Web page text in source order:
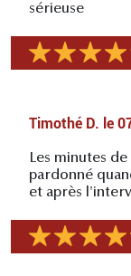
sérieuse
Timothé D. le
Les minutes
pardonné
et après